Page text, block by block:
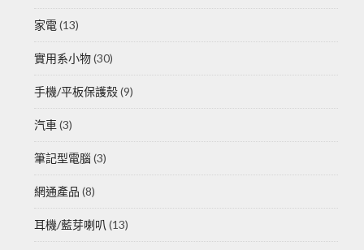
家電 (13)
實用系小物(30)
手機/平板保護殼(9)
汽車 (3)
筆記型電腦(3)
網通產品 (8)
耳機/藍芽喇叭 (13)